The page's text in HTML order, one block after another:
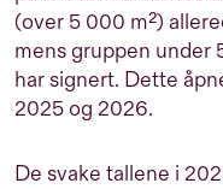
(over 5 000 m²)
mens gruppen under
har signert. Dette
2025 og 2026.
De svake tallene i